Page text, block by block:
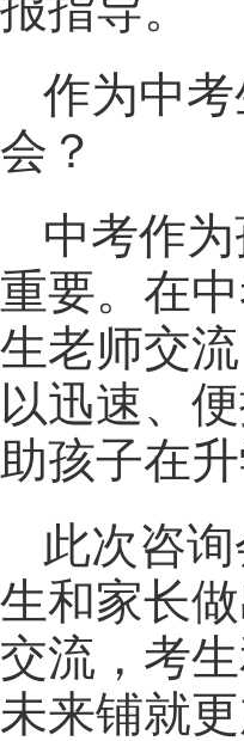
作为中
会？
中考作
重要。在
生老师交
以迅速、
助孩子在
此次咨
生和家长
交流，考
未来铺就